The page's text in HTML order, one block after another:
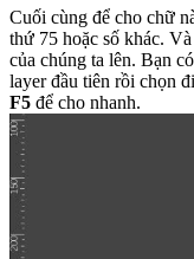
Cuối cùng để cho chữ
thứ 75 hoặc số khác.
của chúng ta lên. Bạn
layer đầu tiên rồi chọn
F5 để cho nhanh.